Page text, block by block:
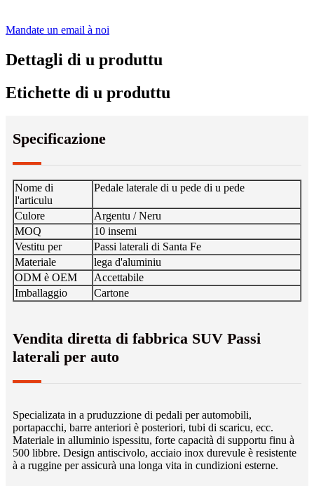
Mandate un email à noi
Dettagli di u produttu
Etichette di u produttu
Specificazione
Nome di
l'articulu
Pedale laterale di u pede di u pede
Culore
Argentu / Neru
MOQ
10 insemi
Vestitu per
Passi laterali di Santa Fe
Materiale
lega d'aluminiu
ODM è OEM
Accettabile
Imballaggio
Cartone
Vendita diretta di fabbrica SUV Passi
laterali per auto
Specializata in a pruduzzione di pedali per automobili,
portapacchi, barre anteriori è posteriori, tubi di scaricu, ecc.
Materiale in alluminio ispessitu, forte capacità di supportu finu à
500 libbre. Design antiscivolo, acciaio inox durevule è resistente
à a ruggine per assicurà una longa vita in cundizioni esterne.